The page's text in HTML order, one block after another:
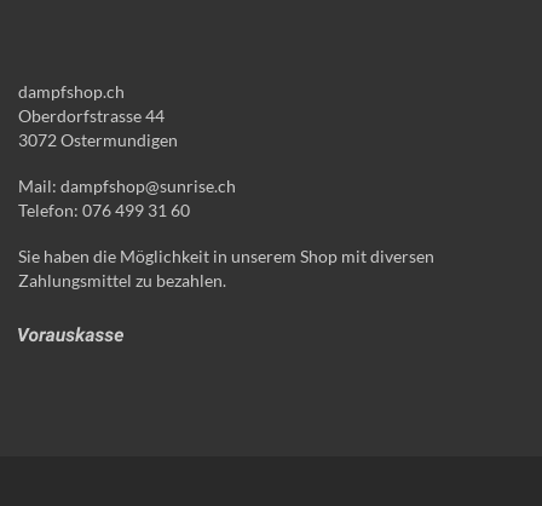
dampfshop.ch
Oberdorfstrasse 44
3072 Ostermundigen
Mail: dampfshop@sunrise.ch
Telefon: 076 499 31 60
Sie haben die Möglichkeit in unserem Shop mit diversen
Zahlungsmittel zu bezahlen.